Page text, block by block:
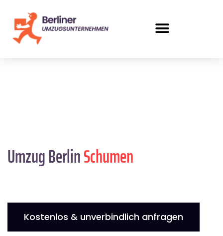
Umzug BerlinSchumen
Kostenlos & unverbindlich anfragen